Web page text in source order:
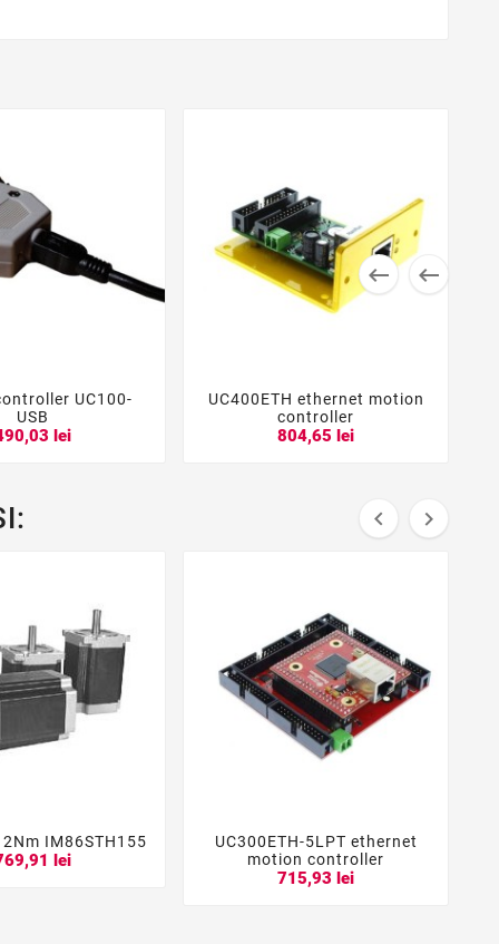
 

UC100-
USB
lei

UC400ETH ethernet motion
controller
804,65 lei
 

IM86STH155
lei   
UC300ETH-5LPT ethernet
motion controller
715,93 lei